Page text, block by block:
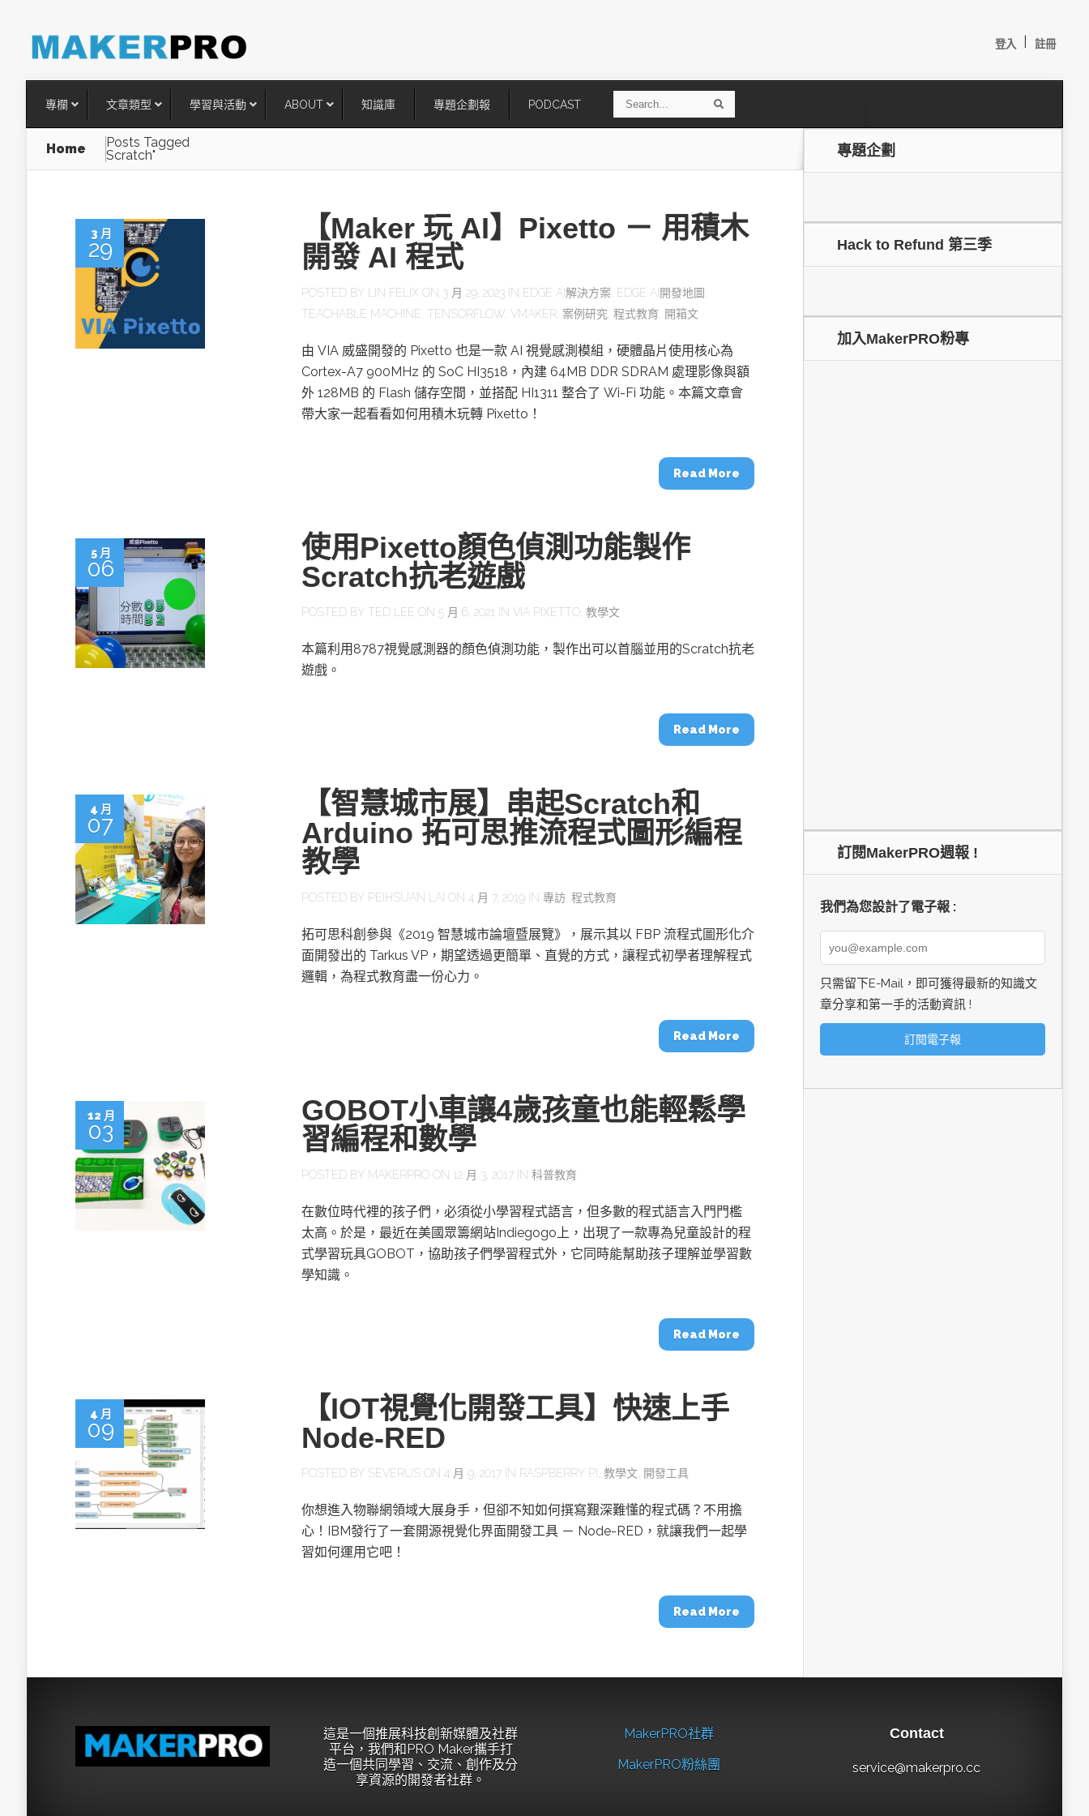
登入 註冊
專欄
英特爾技術驅動醫療外骨骼解決方案
OpenVINO的邊緣智慧革命
【活動報導】Intel攜手生態系夥伴分享Edge AI機器
人應用部署實戰經驗
AI Agent時代來臨：看邊緣AI如何成為驅動智慧機
文章類型
台灣搶攻後矽時代半導體關鍵技
AI走向實體世界 安森美70億美
台
之戰，誰是最佳選擇？
「公升級」Agentic AI方案比較：
學習與活動 ABOUT 知識庫 專題企劃報 PODCAST
a
r
r
Home
Posts Tagged
Scratch"
3 月
29
【Maker 玩 AI】Pixetto － 用積木
開發 AI 程式
POSTED BY LIN FELIX ON 3 月 29, 2023 IN EDGE AI解決方案 EDGE AI開發地圖
TEACHABLE MACHINE TENSORFLOW VMAKER 案例研究 程式教育 開箱文
由 VIA 威盛開發的 Pixetto 也是一款 AI 視覺感測模組，硬體晶片使用核心為
Cortex-A7 900MHz 的 SoC HI3518，內建 64MB DDR SDRAM 處理影像與額
外 128MB 的 Flash 儲存空間，並搭配 HI1311 整合了 Wi-Fi 功能。本篇文章會
帶大家一起看看如何用積木玩轉 Pixetto！
Read More
5 月
06
使用Pixetto顏色偵測功能製作
Scratch抗老遊戲
POSTED BY TED LEE ON 5 月 6, 2021 IN VIA PIXETTO 教學文
本篇利用8787視覺感測器的顏色偵測功能，製作出可以首腦並用的Scratch抗老
遊戲。
Read More
4 月
07
【智慧城市展】串起Scratch和
Arduino 拓可思推流程式圖形編程
教學
POSTED BY PEIHSUAN LAI ON 4 月 7, 2019 IN 專訪 程式教育
拓可思科創參與《2019 智慧城市論壇暨展覽》，展示其以 FBP 流程式圖形化介
面開發出的 Tarkus VP，期望透過更簡單、直覺的方式，讓程式初學者理解程式
邏輯，為程式教育盡一份心力。
Read More
12 月
03
GOBOT小車讓4歲孩童也能輕鬆學
習編程和數學
POSTED BY MAKERPRO ON 12 月 3, 2017 IN 科普教育
在數位時代裡的孩子們，必須從小學習程式語言，但多數的程式語言入門門檻
太高。於是，最近在美國眾籌網站Indiegogo上，出現了一款專為兒童設計的程
式學習玩具GOBOT，協助孩子們學習程式外，它同時能幫助孩子理解並學習數
學知識。
Read More
4 月
09
【IOT視覺化開發工具】快速上手
Node-RED
POSTED BY SEVERUS ON 4 月 9, 2017 IN RASPBERRY PI 教學文 開發工具
你想進入物聯網領域大展身手，但卻不知如何撰寫艱深難懂的程式碼？不用擔
心！IBM發行了一套開源視覺化界面開發工具 － Node-RED，就讓我們一起學
習如何運用它吧！
Read More
專題企劃
Hack to Refund 第三季
加入MakerPRO粉專
訂閱MakerPRO週報 !
我們為您設計了電子報 :
只需留下E-Mail，即可獲得最新的知識文
章分享和第一手的活動資訊 !
這是一個推展科技創新媒體及社群
平台，我們和PRO Maker攜手打
造一個共同學習、交流、創作及分
享資源的開發者社群。
MakerPRO社群
MakerPRO粉絲團
Contact
service@makerpro.cc